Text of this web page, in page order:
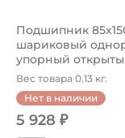
Подшипник
шариковый
упорный
85...
Вес товара 0.13 кг.
Нет в наличии
5 928 ₽